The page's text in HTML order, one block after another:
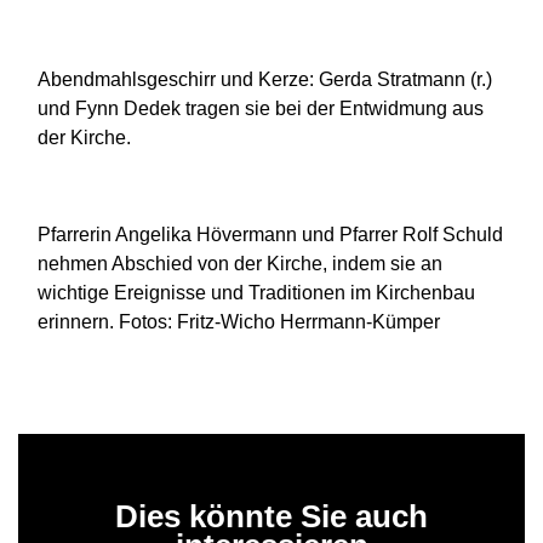
Abendmahlsgeschirr und Kerze: Gerda Stratmann (r.)
und Fynn Dedek tragen sie bei der Entwidmung aus
der Kirche.
Pfarrerin Angelika Hövermann und Pfarrer Rolf Schuld
nehmen Abschied von der Kirche, indem sie an
wichtige Ereignisse und Traditionen im Kirchenbau
erinnern. Fotos: Fritz-Wicho Herrmann-Kümper
Dies könnte Sie auch